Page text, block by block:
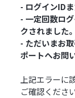
- ログインID
- 一定回数ロ
クされました。
- ただいまお
ポートへお問
上記エラーに
ご確認くださ